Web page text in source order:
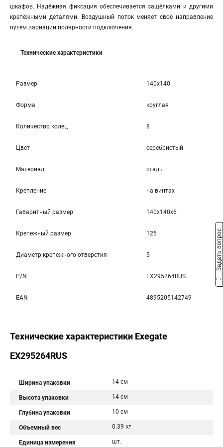
шкафов. Надёжная фиксация обеспечивается защёлками и другими
крепёжными деталями. Воздушный поток меняет своё направление
путём вариации полярности подключения.
Технические характеристики
Размер 140x140
Форма круглая
Количество колец 8
Цвет серебристый
Материал сталь
Крепление на винтах
Габаритный размер 140x140x6
Крепежный размер 125
Диаметр крепежного отверстия 5
P/N EX295264RUS
EAN 4895205142749
Технические характеристики Exegate
EX295264RUS
Ширина упаковки 14 см
Высота упаковки 14 см
Глубина упаковки 10 см
Объемный вес 0.39 кг
Единица измерения шт.
Задать вопрос